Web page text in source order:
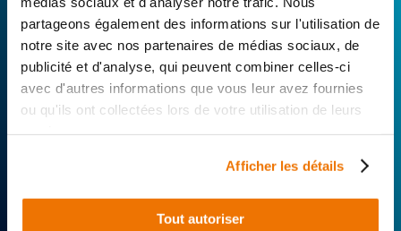
partageons également des informations sur l'utilisation de
notre site avec nos partenaires de médias sociaux, de
publicité et d'analyse, qui peuvent combiner celles-ci
avec d'autres informations que vous leur avez fournies
ou qu'ils ont collectées lors de votre utilisation de leurs
Afficher les détails
Tout autoriser
d’occasion garanties à la révision complète de
votre 2 roues, trouvez le garage le plus proche de
chez vous.
Rechercher par...